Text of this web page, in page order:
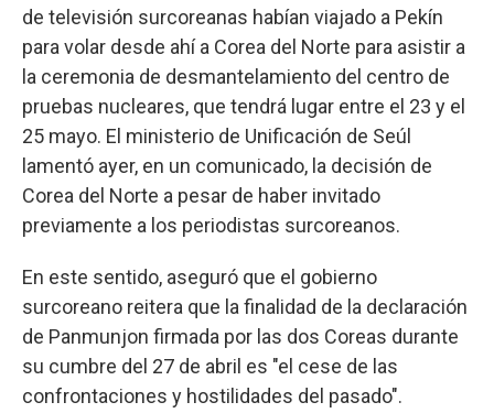
de televisión surcoreanas habían viajado a Pekín
para volar desde ahí a Corea del Norte para asistir a
la ceremonia de desmantelamiento del centro de
pruebas nucleares, que tendrá lugar entre el 23 y el
25 mayo. El ministerio de Unificación de Seúl
lamentó ayer, en un comunicado, la decisión de
Corea del Norte a pesar de haber invitado
previamente a los periodistas surcoreanos.
En este sentido, aseguró que el gobierno
surcoreano reitera que la finalidad de la declaración
de Panmunjon firmada por las dos Coreas durante
su cumbre del 27 de abril es "el cese de las
confrontaciones y hostilidades del pasado".